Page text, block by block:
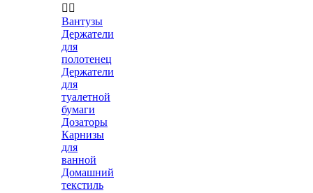
 
Вантузы
Держатели
для
полотенец
Держатели
для
туалетной
бумаги
Дозаторы
Карнизы
для
ванной
Домашний
текстиль